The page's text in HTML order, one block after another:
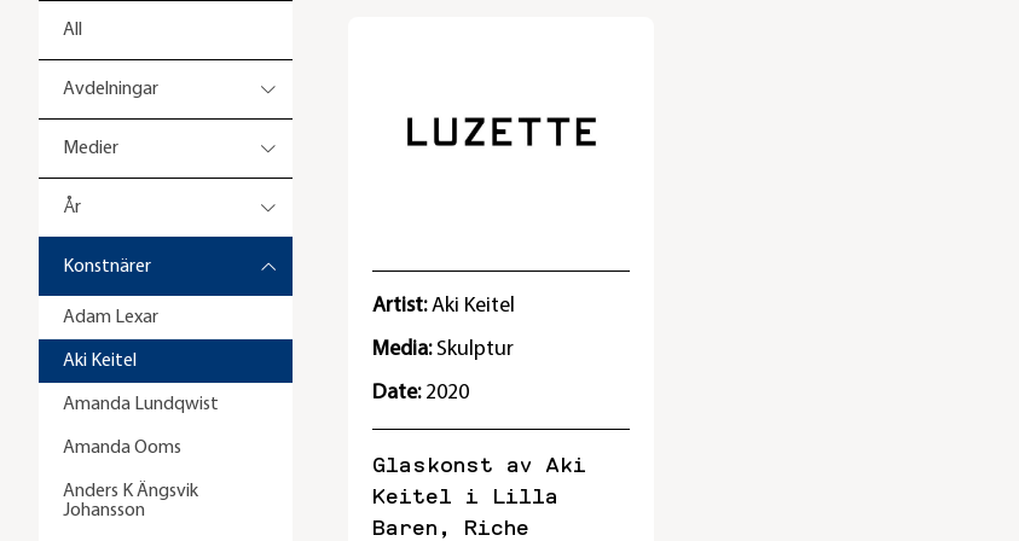
All
Avdelningar
Medier
År
Konstnärer
Adam Lexar
Aki Keitel
Amanda Lundqwist
Amanda Ooms
Anders K Ängsvik
Johansson
Artist:Aki Keitel
Media: Skulptur
Date: 2020
Glaskonst av Aki
Keitel i Lilla
Baren, Riche